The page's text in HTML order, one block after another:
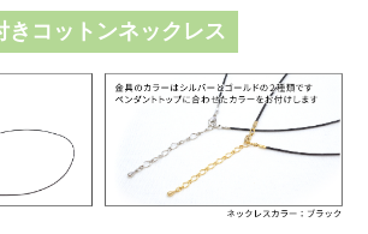
きコットンネックレス